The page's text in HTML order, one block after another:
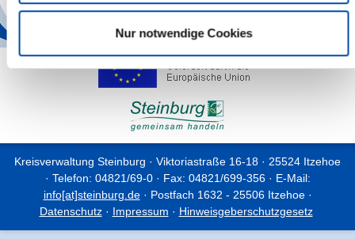
Nur notwendige Cookies
Back
Kreisverwaltung Steinburg · Viktoriastraße 16-18 · 25524 Itzehoe
· Telefon: 04821/69-0 · Fax: 04821/699-356 · E-Mail:
info[at]steinburg.de· Postfach 1632 - 25506 Itzehoe ·
Datenschutz· Impressum · Hinweisgeberschutzgesetz